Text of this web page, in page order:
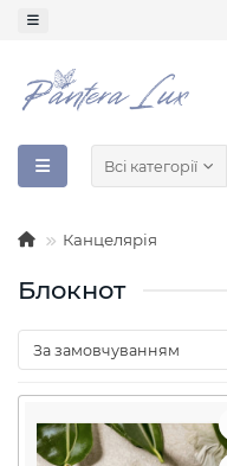
Всі категорії
Канцелярія
Блокнот